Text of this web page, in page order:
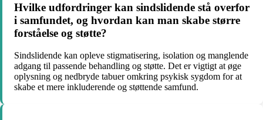
Hvilke udfordringer kan sindslidende stå overfor
i samfundet, og hvordan kan man skabe større
forståelse og støtte?
Sindslidende kan opleve stigmatisering, isolation og manglende
adgang til passende behandling og støtte. Det er vigtigt at øge
oplysning og nedbryde tabuer omkring psykisk sygdom for at
skabe et mere inkluderende og støttende samfund.